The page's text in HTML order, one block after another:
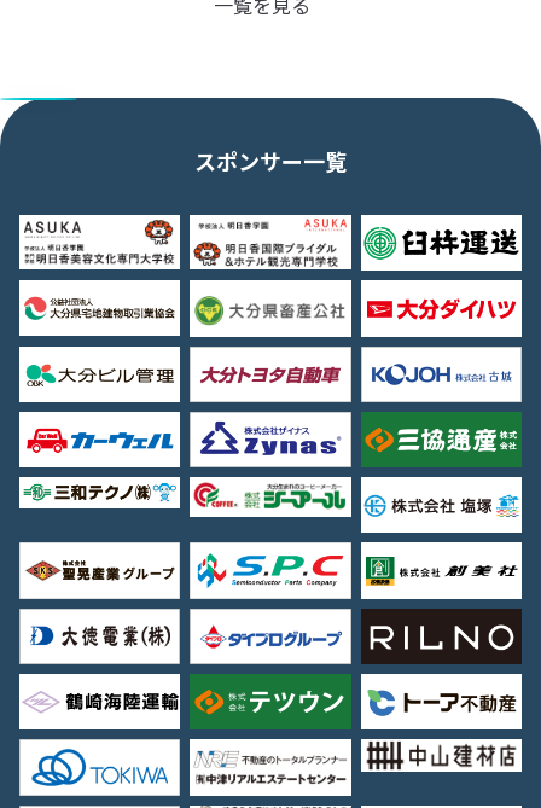
スポンサー一覧